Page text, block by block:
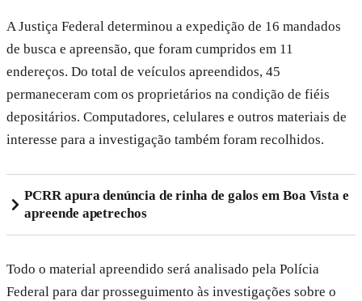
A Justiça Federal determinou a expedição de 16 mandados
de busca e apreensão, que foram cumpridos em 11
endereços. Do total de veículos apreendidos, 45
permaneceram com os proprietários na condição de fiéis
depositários. Computadores, celulares e outros materiais de
interesse para a investigação também foram recolhidos.
PCRR apura denúncia de rinha de galos em Boa Vista e
apreende apetrechos
Todo o material apreendido será analisado pela Polícia
Federal para dar prosseguimento às investigações sobre o